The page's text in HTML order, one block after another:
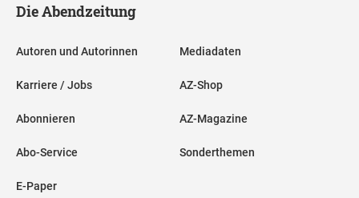
Die Abendzeitung
Autoren und Autorinnen
Karriere / Jobs
Abonnieren
Abo-Service
E-Paper
Mediadaten
AZ-Shop
AZ-Magazine
Sonderthemen